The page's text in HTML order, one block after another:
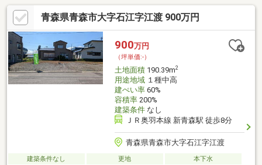
売中！G区画【建築条件あり】180.0㎡ 650万円 / I区画 【建築
条件なし】 190.0㎡ 900万円
青森県青森市大字石江字江渡 900万円
900万円
（坪単価:-）
土地面積190.39m2
用途地域１種中高
建ぺい率60%
容積率200%
建築条件なし
ＪＲ奥羽本線 新青森駅 徒歩8分
青森県青森市大字石江字江渡
建築条件なし 更地
本下水